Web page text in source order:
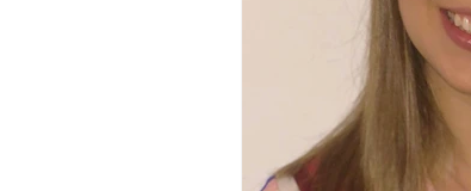
Dia Mundial da Gaguez